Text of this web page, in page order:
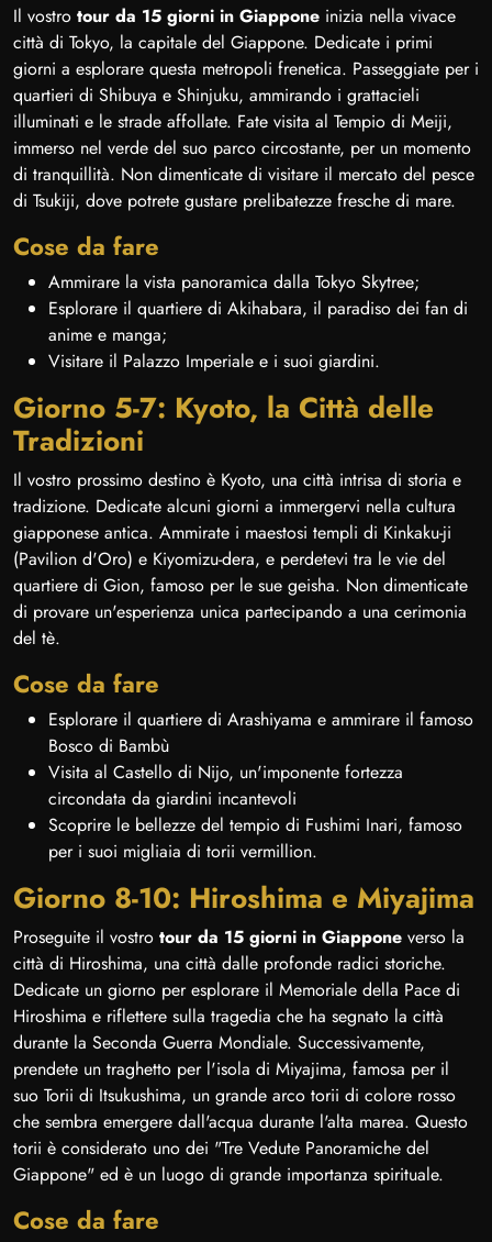
Il vostro tour da 15 giorni in Giappone inizia nella vivace
città di Tokyo, la capitale del Giappone. Dedicate i primi
giorni a esplorare questa metropoli frenetica. Passeggiate per i
quartieri di Shibuya e Shinjuku, ammirando i grattacieli
illuminati e le strade affollate. Fate visita al Tempio di Meiji,
immerso nel verde del suo parco circostante, per un momento
di tranquillità. Non dimenticate di visitare il mercato del pesce
di Tsukiji, dove potrete gustare prelibatezze fresche di mare.
Cose da fare
Ammirare la vista panoramica dalla Tokyo Skytree;
Esplorare il quartiere di Akihabara, il paradiso dei fan di
anime e manga;
Visitare il Palazzo Imperiale e i suoi giardini.
Giorno 5-7: Kyoto, la Città delle
Tradizioni
Il vostro prossimo destino è Kyoto, una città intrisa di storia e
tradizione. Dedicate alcuni giorni a immergervi nella cultura
giapponese antica. Ammirate i maestosi templi di Kinkaku-ji
(Pavilion d'Oro) e Kiyomizu-dera, e perdetevi tra le vie del
quartiere di Gion, famoso per le sue geisha. Non dimenticate
di provare un'esperienza unica partecipando a una cerimonia
del tè.
Cose da fare
Esplorare il quartiere di Arashiyama e ammirare il famoso
Bosco di Bambù
Visita al Castello di Nijo, un'imponente fortezza
circondata da giardini incantevoli
Scoprire le bellezze del tempio di Fushimi Inari, famoso
per i suoi migliaia di torii vermillion.
Giorno 8-10: Hiroshima e Miyajima
Proseguite il vostro tour da 15 giorni in Giappone verso la
città di Hiroshima, una città dalle profonde radici storiche.
Dedicate un giorno per esplorare il Memoriale della Pace di
Hiroshima e riflettere sulla tragedia che ha segnato la città
durante la Seconda Guerra Mondiale. Successivamente,
prendete un traghetto per l'isola di Miyajima, famosa per il
suo Torii di Itsukushima, un grande arco torii di colore rosso
che sembra emergere dall'acqua durante l'alta marea. Questo
torii è considerato uno dei "Tre Vedute Panoramiche del
Giappone" ed è un luogo di grande importanza spirituale.
Cose da fare